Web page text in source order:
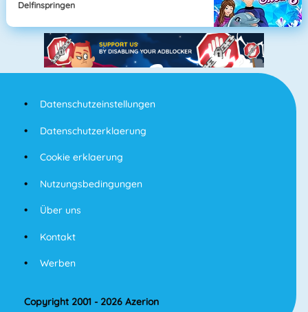
Delfinspringen
Datenschutzeinstellungen
Datenschutzerklaerung
Cookie erklaerung
Nutzungsbedingungen
Über uns
Kontakt
Werben
Copyright 2001 - 2026 Azerion